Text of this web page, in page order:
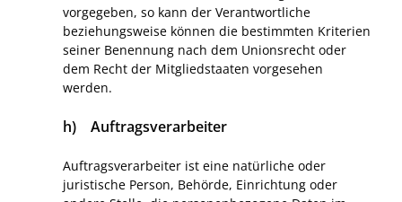
vorgegeben, so kann der Verantwortliche
beziehungsweise können die bestimmten Kriterien
seiner Benennung nach dem Unionsrecht oder
dem Recht der Mitgliedstaaten vorgesehen
werden.
h) Auftragsverarbeiter
Auftragsverarbeiter ist eine natürliche oder
juristische Person, Behörde, Einrichtung oder